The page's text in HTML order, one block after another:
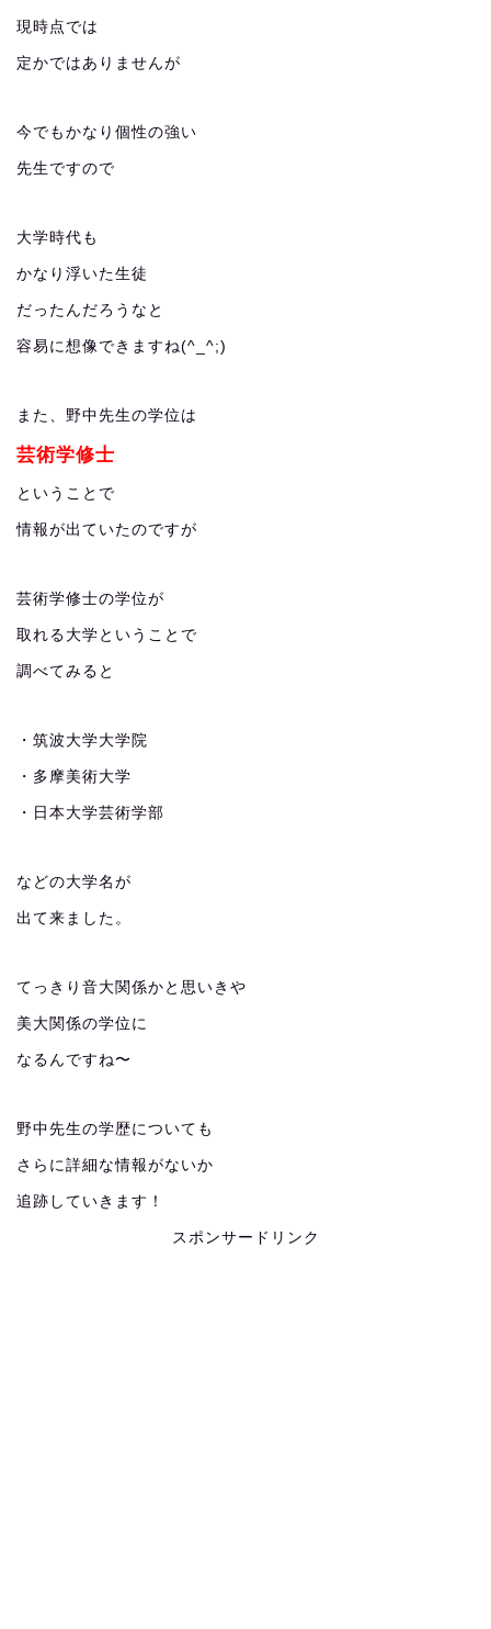
現時点では
定かではありませんが
今でもかなり個性の強い
先生ですので
大学時代も
かなり浮いた生徒
だったんだろうなと
容易に想像できますね(^_^;)
また、野中先生の学位は
芸術学修士
ということで
情報が出ていたのですが
芸術学修士の学位が
取れる大学ということで
調べてみると
・筑波大学大学院
・多摩美術大学
・日本大学芸術学部
などの大学名が
出て来ました。
てっきり音大関係かと思いきや
美大関係の学位に
なるんですね〜
野中先生の学歴についても
さらに詳細な情報がないか
追跡していきます！
スポンサードリンク